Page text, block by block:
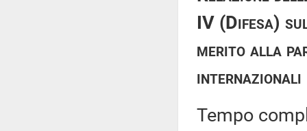
IV (Difesa)
merito alla
Tempo